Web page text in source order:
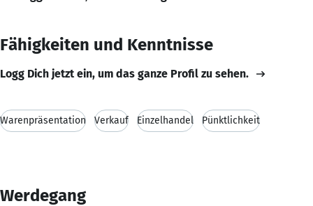
Fähigkeiten und Kenntnisse
Logg Dich jetzt ein, um das ganze Profil zu sehen.
Warenpräsentation Verkauf Einzelhandel Pünktlichkeit
Werdegang